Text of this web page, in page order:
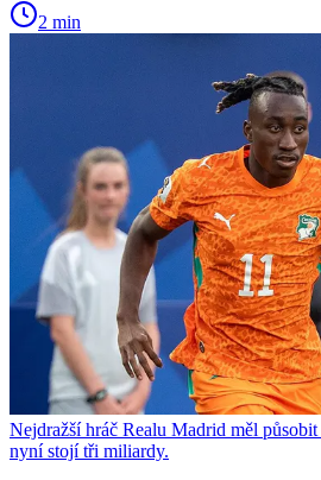
2 min
Nejdražší hráč Realu Madrid měl
nyní stojí tři miliardy.